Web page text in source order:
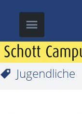
Jugendliche